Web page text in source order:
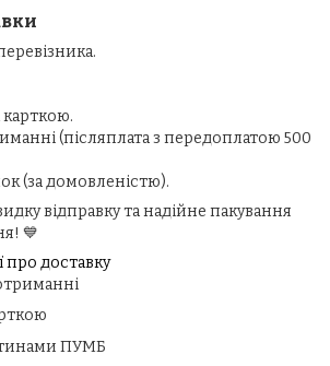
(післяплата з передоплатою 500
(за домовленістю).
відправку та надійне пакування
💙
про доставку
ПУМБ